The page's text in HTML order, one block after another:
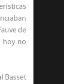
de
hoy no
Basset